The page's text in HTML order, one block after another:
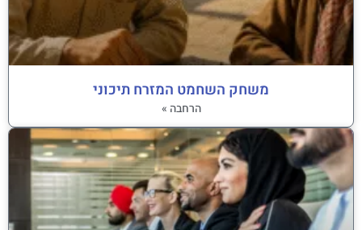
משחק השחמט המזרח תיכוני
הרחבה »